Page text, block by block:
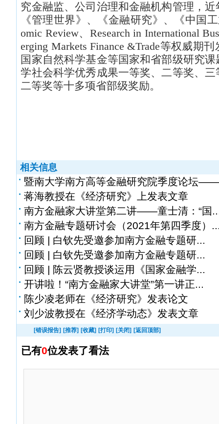
究金融监、公司治理和金融机构管理，
《管理世界》、《金融研究》、《中国
omic Review、Research in International
erging Markets Finance &Trade等权威期
国家自然科学基金等国家和省部级研究
学社会科学优秀成果一等奖、二等奖、
二等奖等十多项省部级奖励。
相关信息
暨南大学南方高等金融研究院季度论坛
蒋海教授在《经济研究》上发表文章
南方金融家大讲堂第二讲——童士清：“国
南方金融专题研讨会（2021年第四季度）
回顾 | 白钦先受邀参加南方金融专题研...
回顾 | 白钦先受邀参加南方金融专题研...
回顾 | 陈云贤教授谈运用《国家金融学...
开讲啦！“南方金融家大讲堂”第一讲正...
陈少凌老师在《经济研究》发表论文
刘少波教授在《经济学动态》发表文章
[错误报告] [推荐] [收藏] [打印] [关闭] [返回顶部]
已有0位发表了看法